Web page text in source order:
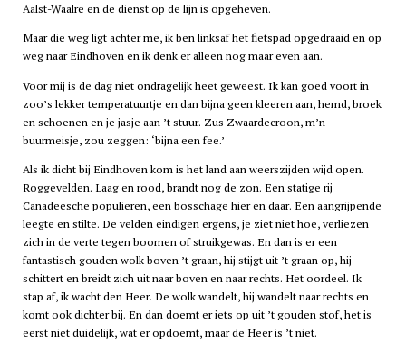
Aalst-Waalre en de dienst op de lijn is opgeheven.
Maar die weg ligt achter me, ik ben linksaf het fietspad opgedraaid en op
weg naar Eindhoven en ik denk er alleen nog maar even aan.
Voor mij is de dag niet ondragelijk heet geweest. Ik kan goed voort in
zoo’s lekker temperatuurtje en dan bijna geen kleeren aan, hemd, broek
en schoenen en je jasje aan ’t stuur. Zus Zwaardecroon, m’n
buurmeisje, zou zeggen: ‘bijna een fee.’
Als ik dicht bij Eindhoven kom is het land aan weerszijden wijd open.
Roggevelden. Laag en rood, brandt nog de zon. Een statige rij
Canadeesche populieren, een bosschage hier en daar. Een aangrijpende
leegte en stilte. De velden eindigen ergens, je ziet niet hoe, verliezen
zich in de verte tegen boomen of struikgewas. En dan is er een
fantastisch gouden wolk boven ’t graan, hij stijgt uit ’t graan op, hij
schittert en breidt zich uit naar boven en naar rechts. Het oordeel. Ik
stap af, ik wacht den Heer. De wolk wandelt, hij wandelt naar rechts en
komt ook dichter bij. En dan doemt er iets op uit ’t gouden stof, het is
eerst niet duidelijk, wat er opdoemt, maar de Heer is ’t niet.